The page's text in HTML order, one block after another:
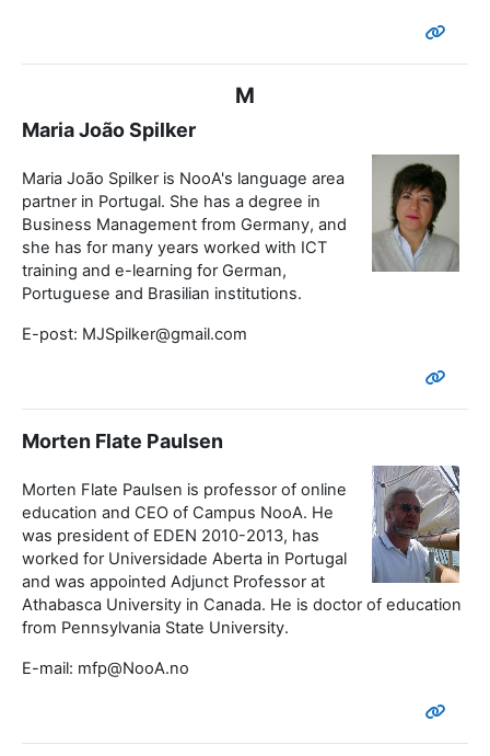
M
Maria João Spilker
Maria João Spilker is NooA's language area
partner in Portugal. She has a degree in
Business Management from Germany, and
she has for many years worked with ICT
training and e-learning for German,
Portuguese and Brasilian institutions.
E-post: MJSpilker@gmail.com
Morten Flate Paulsen
Morten Flate Paulsen is professor of online
education and CEO of Campus NooA. He
was president of EDEN 2010-2013, has
worked for Universidade Aberta in Portugal
and was appointed Adjunct Professor at
Athabasca University in Canada. He is doctor of education
from Pennsylvania State University.
E-mail: mfp@NooA.no